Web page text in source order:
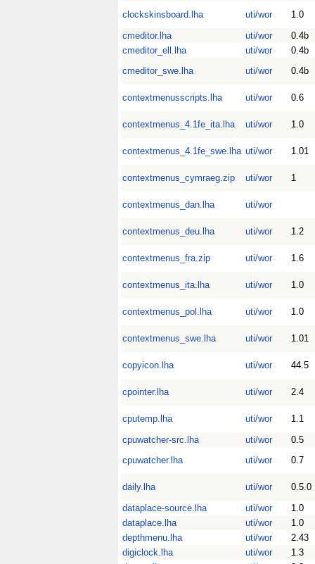
clockskinsboard.lha uti/wor
1.0
cmeditor.lha
uti/wor
0.4b
cmeditor_ell.lha
uti/wor
0.4b
cmeditor_swe.lha
uti/wor 0.4b
contextmenusscripts.lha uti/wor 0.6
contextmenus_4.1fe_ita.lha uti/wor 1.0
contextmenus_4.1fe_swe.lha uti/wor 1.01
contextmenus_cymraeg.zip uti/wor 1
contextmenus_dan.lha uti/wor
contextmenus_deu.lha uti/wor 1.2
contextmenus_fra.zip uti/wor 1.6
contextmenus_ita.lha uti/wor 1.0
contextmenus_pol.lha uti/wor 1.0
contextmenus_swe.lha uti/wor 1.01
copyicon.lha uti/wor 44.5
cpointer.lha uti/wor 2.4
cputemp.lha uti/wor
1.1
cpuwatcher-src.lha
uti/wor
0.5
cpuwatcher.lha
uti/wor 0.7
daily.lha uti/wor
0.5.0
dataplace-source.lha
uti/wor
1.0
dataplace.lha
uti/wor
1.0
depthmenu.lha
uti/wor
2.43
digiclock.lha
uti/wor
1.3